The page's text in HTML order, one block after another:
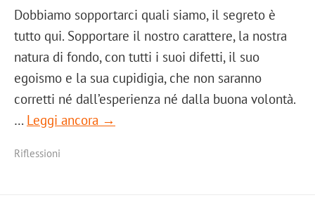
Dobbiamo sopportarci quali siamo, il segreto è
tutto qui. Sopportare il nostro carattere, la nostra
natura di fondo, con tutti i suoi difetti, il suo
egoismo e la sua cupidigia, che non saranno
corretti né dall’esperienza né dalla buona volontà.
… Leggi ancora →
Riflessioni